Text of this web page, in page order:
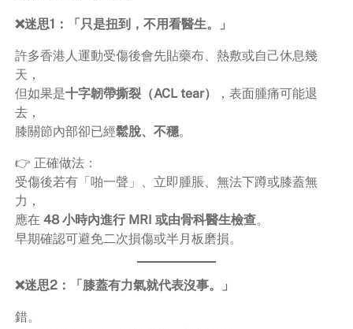
❌迷思1：「只是扭到，不用看醫生。」
許多香港人運動受傷後會先貼藥布、熱敷或自己休息幾
天，
但如果是十字韌帶撕裂（ACL tear）
，表面腫痛可能退
去，
膝關節內部卻已經鬆脫、不穩。
👉 正確做法：
受傷後若有「啪一聲」、立即腫脹、無法下蹲或膝蓋無
力，
應在 48 小時內進行 MRI 或由骨科醫生檢查。
早期確認可避免二次損傷或半月板磨損。
❌迷思2：「膝蓋有力氣就代表沒事。」
錯。